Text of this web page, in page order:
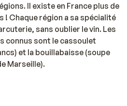
Il existe en France plus de
! Chaque région a sa spécialité
sans oublier le vin. Les
connus sont le cassoulet
et la bouillabaisse (soupe
Marseille).